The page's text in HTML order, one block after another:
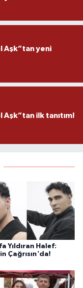
Aşk”tan yeni
Aşk”tan ilk tanıtım!
Yıldıran Halef:
Çağrısın'da!